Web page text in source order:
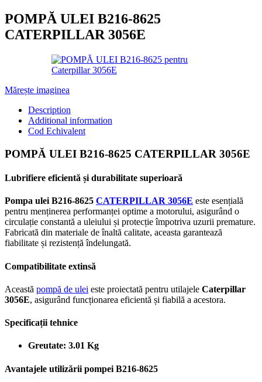
POMPĂ ULEI B216-8625
CATERPILLAR 3056E
Mărește imaginea
Description
Additional information
Cod Echivalent
POMPĂ ULEI B216-8625 CATERPILLAR 3056E
Lubrifiere eficientă și durabilitate superioară
Pompa ulei B216-8625 CATERPILLAR 3056E este esențială
pentru menținerea performanței optime a motorului, asigurând o
circulație constantă a uleiului și protecție împotriva uzurii premature.
Fabricată din materiale de înaltă calitate, aceasta garantează
fiabilitate și rezistență îndelungată.
Compatibilitate extinsă
Această pompă de ulei este proiectată pentru utilajele Caterpillar
3056E, asigurând funcționarea eficientă și fiabilă a acestora.
Specificații tehnice
Greutate: 3.01 Kg
Avantajele utilizării pompei B216-8625